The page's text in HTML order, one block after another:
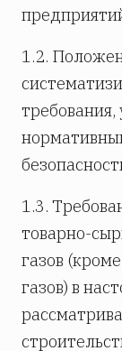
1.2.
1.3.
товарно-
газов
газов) в